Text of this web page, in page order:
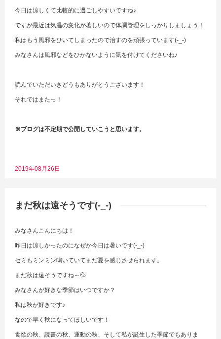
今日は涼しくて比較的に過ごしやすいですね♪
ですが最近は気温の変化が著しいので体調管理をしっかりしましょう！
私はもう風邪をひいてしまったので治すのを頑張っています(-_-)
みなさんは風邪などをひかないように気を付けてくださいね♪
読んでいただいきどうもありがとうございます！
それではまたっ！
※ブログは不定期で公開していこうと思います。
2019年08月26日
まだ秋は遠そうです(-_-)
みなさんこんにちは！
昨日は涼しかったのになぜか今日は暑いです(-_-)
セミもミンミン鳴いていてまだ夏を感じさせられます。
まだ秋は遠そうですね～💦
みなさんが好きな季節はいつですか？
私は秋が好きです♪
なので早く秋になってほしいです！
食欲の秋、読書の秋、運動の秋、そして私が誕生した季節でもありま